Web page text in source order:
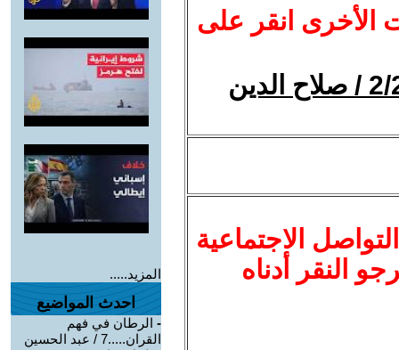
الأخرى انقر على
الرئيس يسأل : أعمل ايه !؟ 2/2 / صلاح الدين
الاجتماعية
النقر أدناه
المزيد.....
احدث المواضيع
- الرطان في فهم
القران.....7 / عبد الحسين